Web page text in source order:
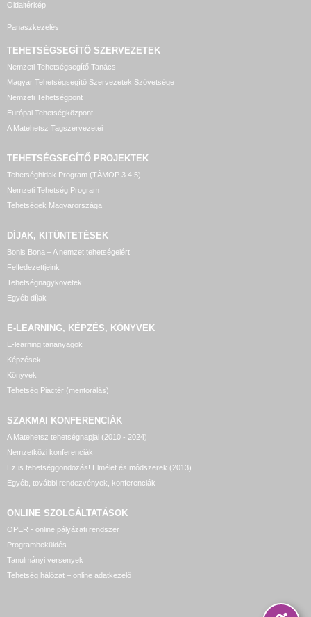
Oldaltérkép
Panaszkezelés
TEHETSÉGSEGÍTŐ SZERVEZETEK
Nemzeti Tehetségsegítő Tanács
Magyar Tehetségsegítő Szervezetek Szövetsége
Nemzeti Tehetségpont
Európai Tehetségközpont
A Matehetsz Tagszervezetei
TEHETSÉGSEGÍTŐ PROJEKTEK
Tehetséghidak Program (TÁMOP 3.4.5)
Nemzeti Tehetség Program
Tehetségek Magyarországa
DÍJAK, KITÜNTETÉSEK
Bonis Bona – A nemzet tehetségeiért
Felfedezettjeink
Tehetségnagykövetek
Egyéb díjak
E-LEARNING, KÉPZÉS, KÖNYVEK
E-learning tananyagok
Képzések
Könyvek
Tehetség Piactér (mentorálás)
SZAKMAI KONFERENCIÁK
A Matehetsz tehetségnapjai (2010 - 2024)
Nemzetközi konferenciák
Ez is tehetséggondozás! Elmélet és módszerek (2013)
Egyéb, további rendezvények, konferenciák
ONLINE SZOLGÁLTATÁSOK
OPER - online pályázati rendszer
Programbeküldés
Tanulmányi versenyek
Tehetség hálózat – online adatkezelő